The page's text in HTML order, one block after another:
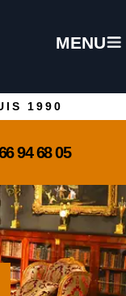
MENU
1990
94 68 05